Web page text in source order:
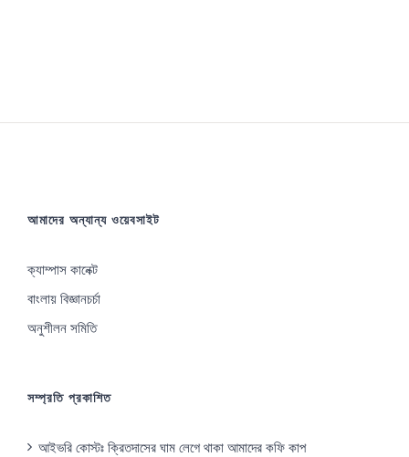
আমাদের অন্যান্য ওয়েবসাইট
ক্যাম্পাস কানেক্ট
বাংলায় বিজ্ঞানচর্চা
অনুশীলন সমিতি
সম্প্রতি প্রকাশিত
আইভরি কোস্টঃ ক্রিতদাসের ঘাম লেগে থাকা আমাদের কফি কাপ